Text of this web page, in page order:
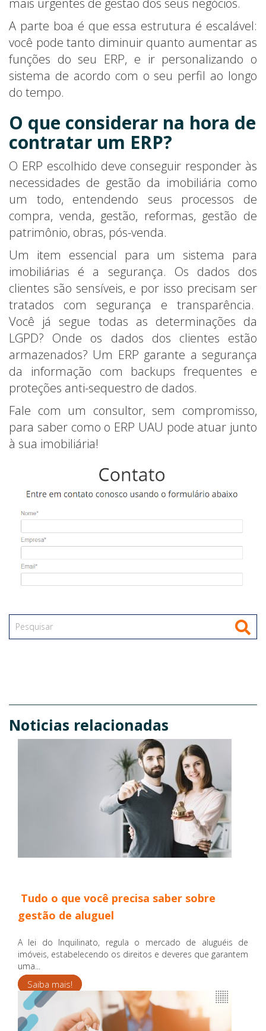
mais urgentes de gestão dos seus negócios.
A parte boa é que essa estrutura é escalável:
você pode tanto diminuir quanto aumentar as
funções do seu ERP, e ir personalizando o
sistema de acordo com o seu perfil ao longo
do tempo.
O que considerar na hora de
contratar um ERP?
O ERP escolhido deve conseguir responder às
necessidades de gestão da imobiliária como
um todo, entendendo seus processos de
compra, venda, gestão, reformas, gestão de
patrimônio, obras, pós-venda.
Um item essencial para um sistema para
imobiliárias é a segurança. Os dados dos
clientes são sensíveis, e por isso precisam ser
tratados com segurança e transparência.
Você já segue todas as determinações da
LGPD? Onde os dados dos clientes estão
armazenados? Um ERP garante a segurança
da informação com backups frequentes e
proteções anti-sequestro de dados.
Fale com um consultor, sem compromisso,
para saber como o ERP UAU pode atuar junto
à sua imobiliária!
Noticias relacionadas
Tudo o que você precisa saber sobre
gestão de aluguel
A lei do Inquilinato, regula o mercado de aluguéis de
imóveis, estabelecendo os direitos e deveres que garantem
uma...
Saiba mais!